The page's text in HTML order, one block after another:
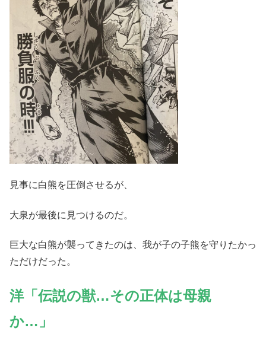
見事に白熊を圧倒させるが、
大泉が最後に見つけるのだ。
巨大な白熊が襲ってきたのは、我が子の子熊を守りたかっ
ただけだった。
洋「伝説の獣…その正体は母親
か…」